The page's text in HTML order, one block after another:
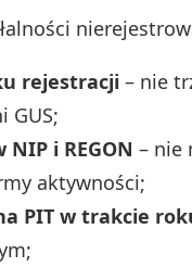
rejestracji – nie
GUS;
i REGON – nie
aktywności;
PIT w trakcie